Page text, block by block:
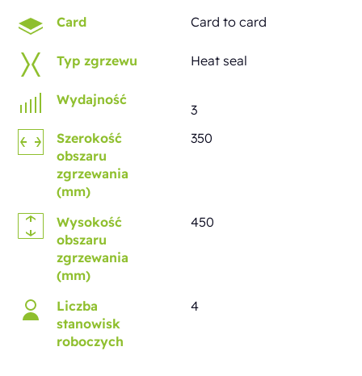
Card Card to card
Typ zgrzewu Heat seal
Wydajność
3
Szerokość
obszaru
zgrzewania
(mm)
350
Wysokość
obszaru
zgrzewania
(mm)
450
Liczba
stanowisk
roboczych
4